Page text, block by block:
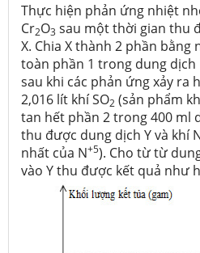
Thực hiện phản ứng nhiệt
Cr2O3 sau một thời gian thu
X. Chia X thành 2 phần bằng
toàn phần 1 trong dung dịch
sau khi các phản ứng xảy ra
2,016 lít khí SO2 (sản phẩm
tan hết phần 2 trong 400 ml
thu được dung dịch Y và khí
nhất của N+5). Cho từ từ
vào Y thu được kết quả như